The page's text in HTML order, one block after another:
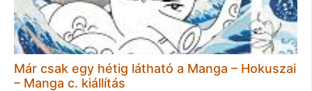
Már csak egy hétig látható a Manga – Hokuszai
– Manga c. kiállítás